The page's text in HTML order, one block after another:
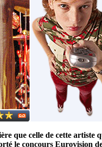
que celle de cette artiste
le concours Eurovision